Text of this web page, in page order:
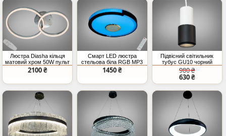
Люстра Diasha кільця
матовий хром 50W пульт
2100 ₴
Смарт LED люстра
стельова біла RGB MP3
70 Вт
1450 ₴
Підвісний світильник
тубус GU10 чорний
білий
980 ₴
630 ₴